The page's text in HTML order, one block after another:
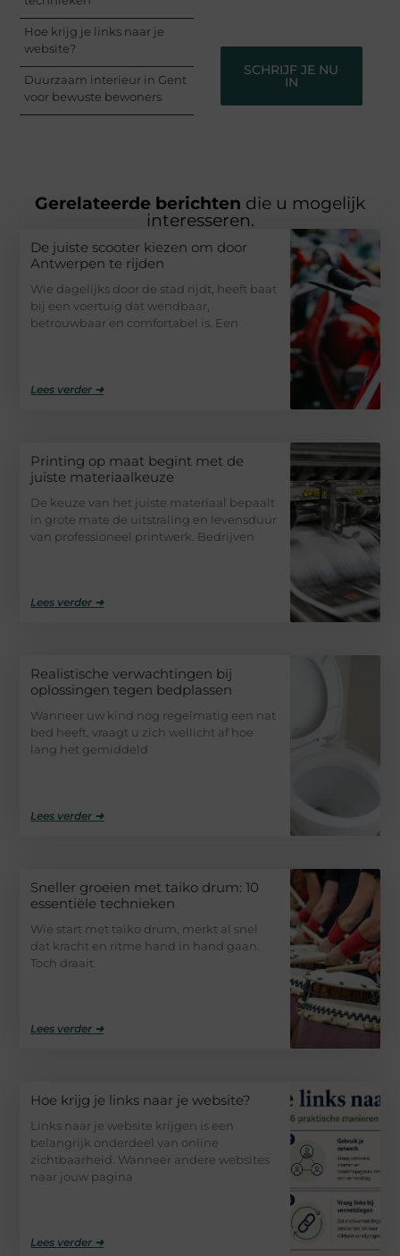
Hoe krijg je links naar je
website?
Duurzaam interieur in Gent
voor bewuste bewoners
SCHRIJF JE NU
IN
Gerelateerde berichten die u mogelijk
interesseren.
De juiste scooter kiezen om door
Antwerpen te rijden
Wie dagelijks door de stad rijdt, heeft baat
bij een voertuig dat wendbaar,
betrouwbaar en comfortabel is. Een
Lees verder ➜
Printing op maat begint met de
juiste materiaalkeuze
De keuze van het juiste materiaal bepaalt
in grote mate de uitstraling en levensduur
van professioneel printwerk. Bedrijven
Lees verder ➜
Realistische verwachtingen bij
oplossingen tegen bedplassen
Wanneer uw kind nog regelmatig een nat
bed heeft, vraagt u zich wellicht af hoe
lang het gemiddeld
Lees verder ➜
Sneller groeien met taiko drum: 10
essentiële technieken
Wie start met taiko drum, merkt al snel
dat kracht en ritme hand in hand gaan.
Toch draait
Lees verder ➜
Hoe krijg je links naar je website?
Links naar je website krijgen is een
belangrijk onderdeel van online
zichtbaarheid. Wanneer andere websites
naar jouw pagina
Lees verder ➜